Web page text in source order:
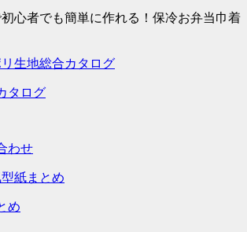
初心者でも簡単に作れる！保冷お弁当巾着
タログ
わせ
め